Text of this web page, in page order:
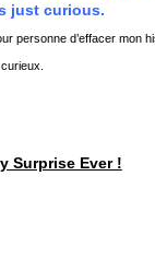
just curious.
personne d’effacer mon
Surprise Ever !